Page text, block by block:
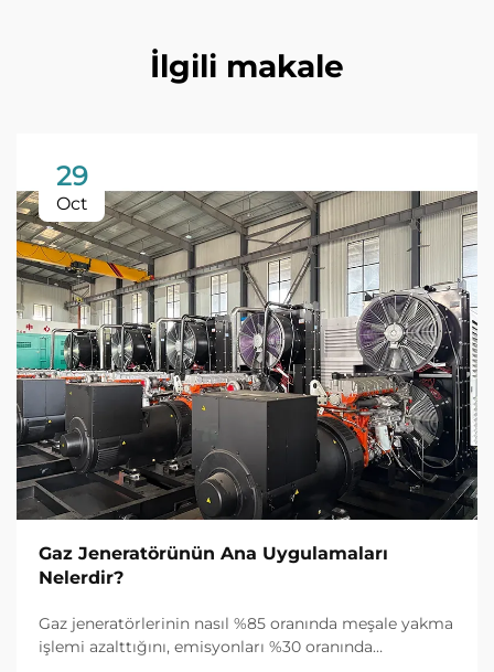
İlgili makale
29
Oct
Gaz Jeneratörünün Ana Uygulamaları
Nelerdir?
Gaz jeneratörlerinin nasıl %85 oranında meşale yakma
işlemi azalttığını, emisyonları %30 oranında